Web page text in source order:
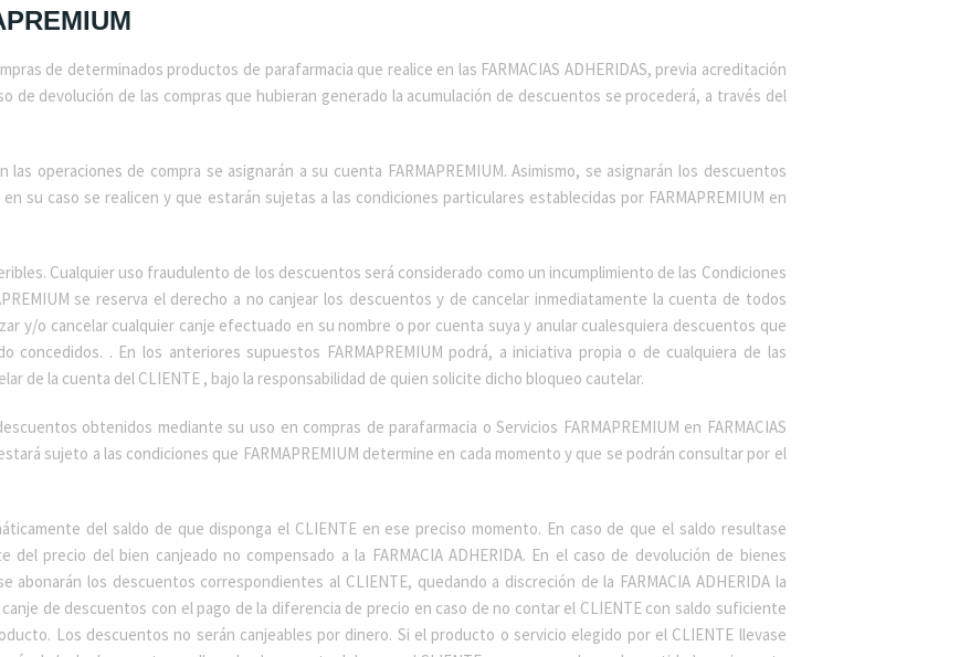
de determinados productos de parafarmacia que realice en las FARMACIAS ADHERIDAS, previa acreditación
de devolución de las compras que hubieran generado la acumulación de descuentos se procederá, a través del
operaciones de compra se asignarán a su cuenta FARMAPREMIUM. Asimismo, se asignarán los descuentos
su caso se realicen y que estarán sujetas a las condiciones particulares establecidas por FARMAPREMIUM en
Cualquier uso fraudulento de los descuentos será considerado como un incumplimiento de las Condiciones
se reserva el derecho a no canjear los descuentos y de cancelar inmediatamente la cuenta de todos
y/o cancelar cualquier canje efectuado en su nombre o por cuenta suya y anular cualesquiera descuentos que
concedidos. . En los anteriores supuestos FARMAPREMIUM podrá, a iniciativa propia o de cualquiera de las
de la cuenta del CLIENTE , bajo la responsabilidad de quien solicite dicho bloqueo cautelar.
obtenidos mediante su uso en compras de parafarmacia o Servicios FARMAPREMIUM en FARMACIAS
sujeto a las condiciones que FARMAPREMIUM determine en cada momento y que se podrán consultar por el
del saldo de que disponga el CLIENTE en ese preciso momento. En caso de que el saldo resultase
precio del bien canjeado no compensado a la FARMACIA ADHERIDA. En el caso de devolución de bienes
los descuentos correspondientes al CLIENTE, quedando a discreción de la FARMACIA ADHERIDA la
de descuentos con el pago de la diferencia de precio en caso de no contar el CLIENTE con saldo suficiente
Los descuentos no serán canjeables por dinero. Si el producto o servicio elegido por el CLIENTE llevase